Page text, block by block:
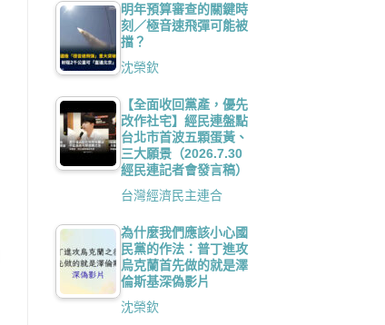
明年預算審查的關鍵時
刻／極音速飛彈可能被
擋？
沈榮欽
【全面收回黨產，優先
改作社宅】經民連盤點
台北市首波五顆蛋黃、
三大願景（2026.7.30
經民連記者會發言稿）
台灣經濟民主連合
為什麼我們應該小心國
民黨的作法：普丁進攻
烏克蘭首先做的就是澤
倫斯基深偽影片
沈榮欽